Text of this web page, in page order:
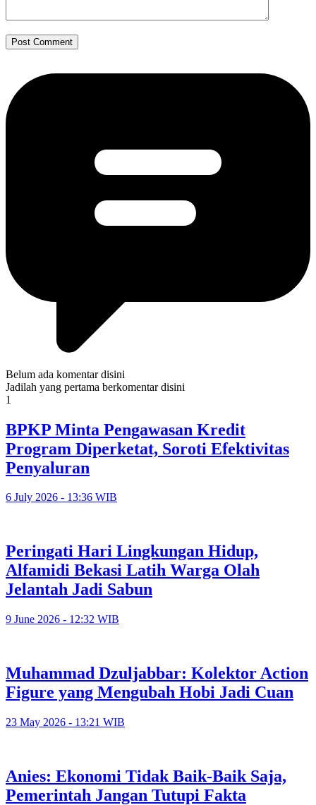
Belum ada komentar disini
Jadilah yang pertama berkomentar disini
1
BPKP Minta Pengawasan Kredit
Program Diperketat, Soroti Efektivitas
Penyaluran
6 July 2026 - 13:36 WIB
Peringati Hari Lingkungan Hidup,
Alfamidi Bekasi Latih Warga Olah
Jelantah Jadi Sabun
9 June 2026 - 12:32 WIB
Muhammad Dzuljabbar: Kolektor Action
Figure yang Mengubah Hobi Jadi Cuan
23 May 2026 - 13:21 WIB
Anies: Ekonomi Tidak Baik-Baik Saja,
Pemerintah Jangan Tutupi Fakta